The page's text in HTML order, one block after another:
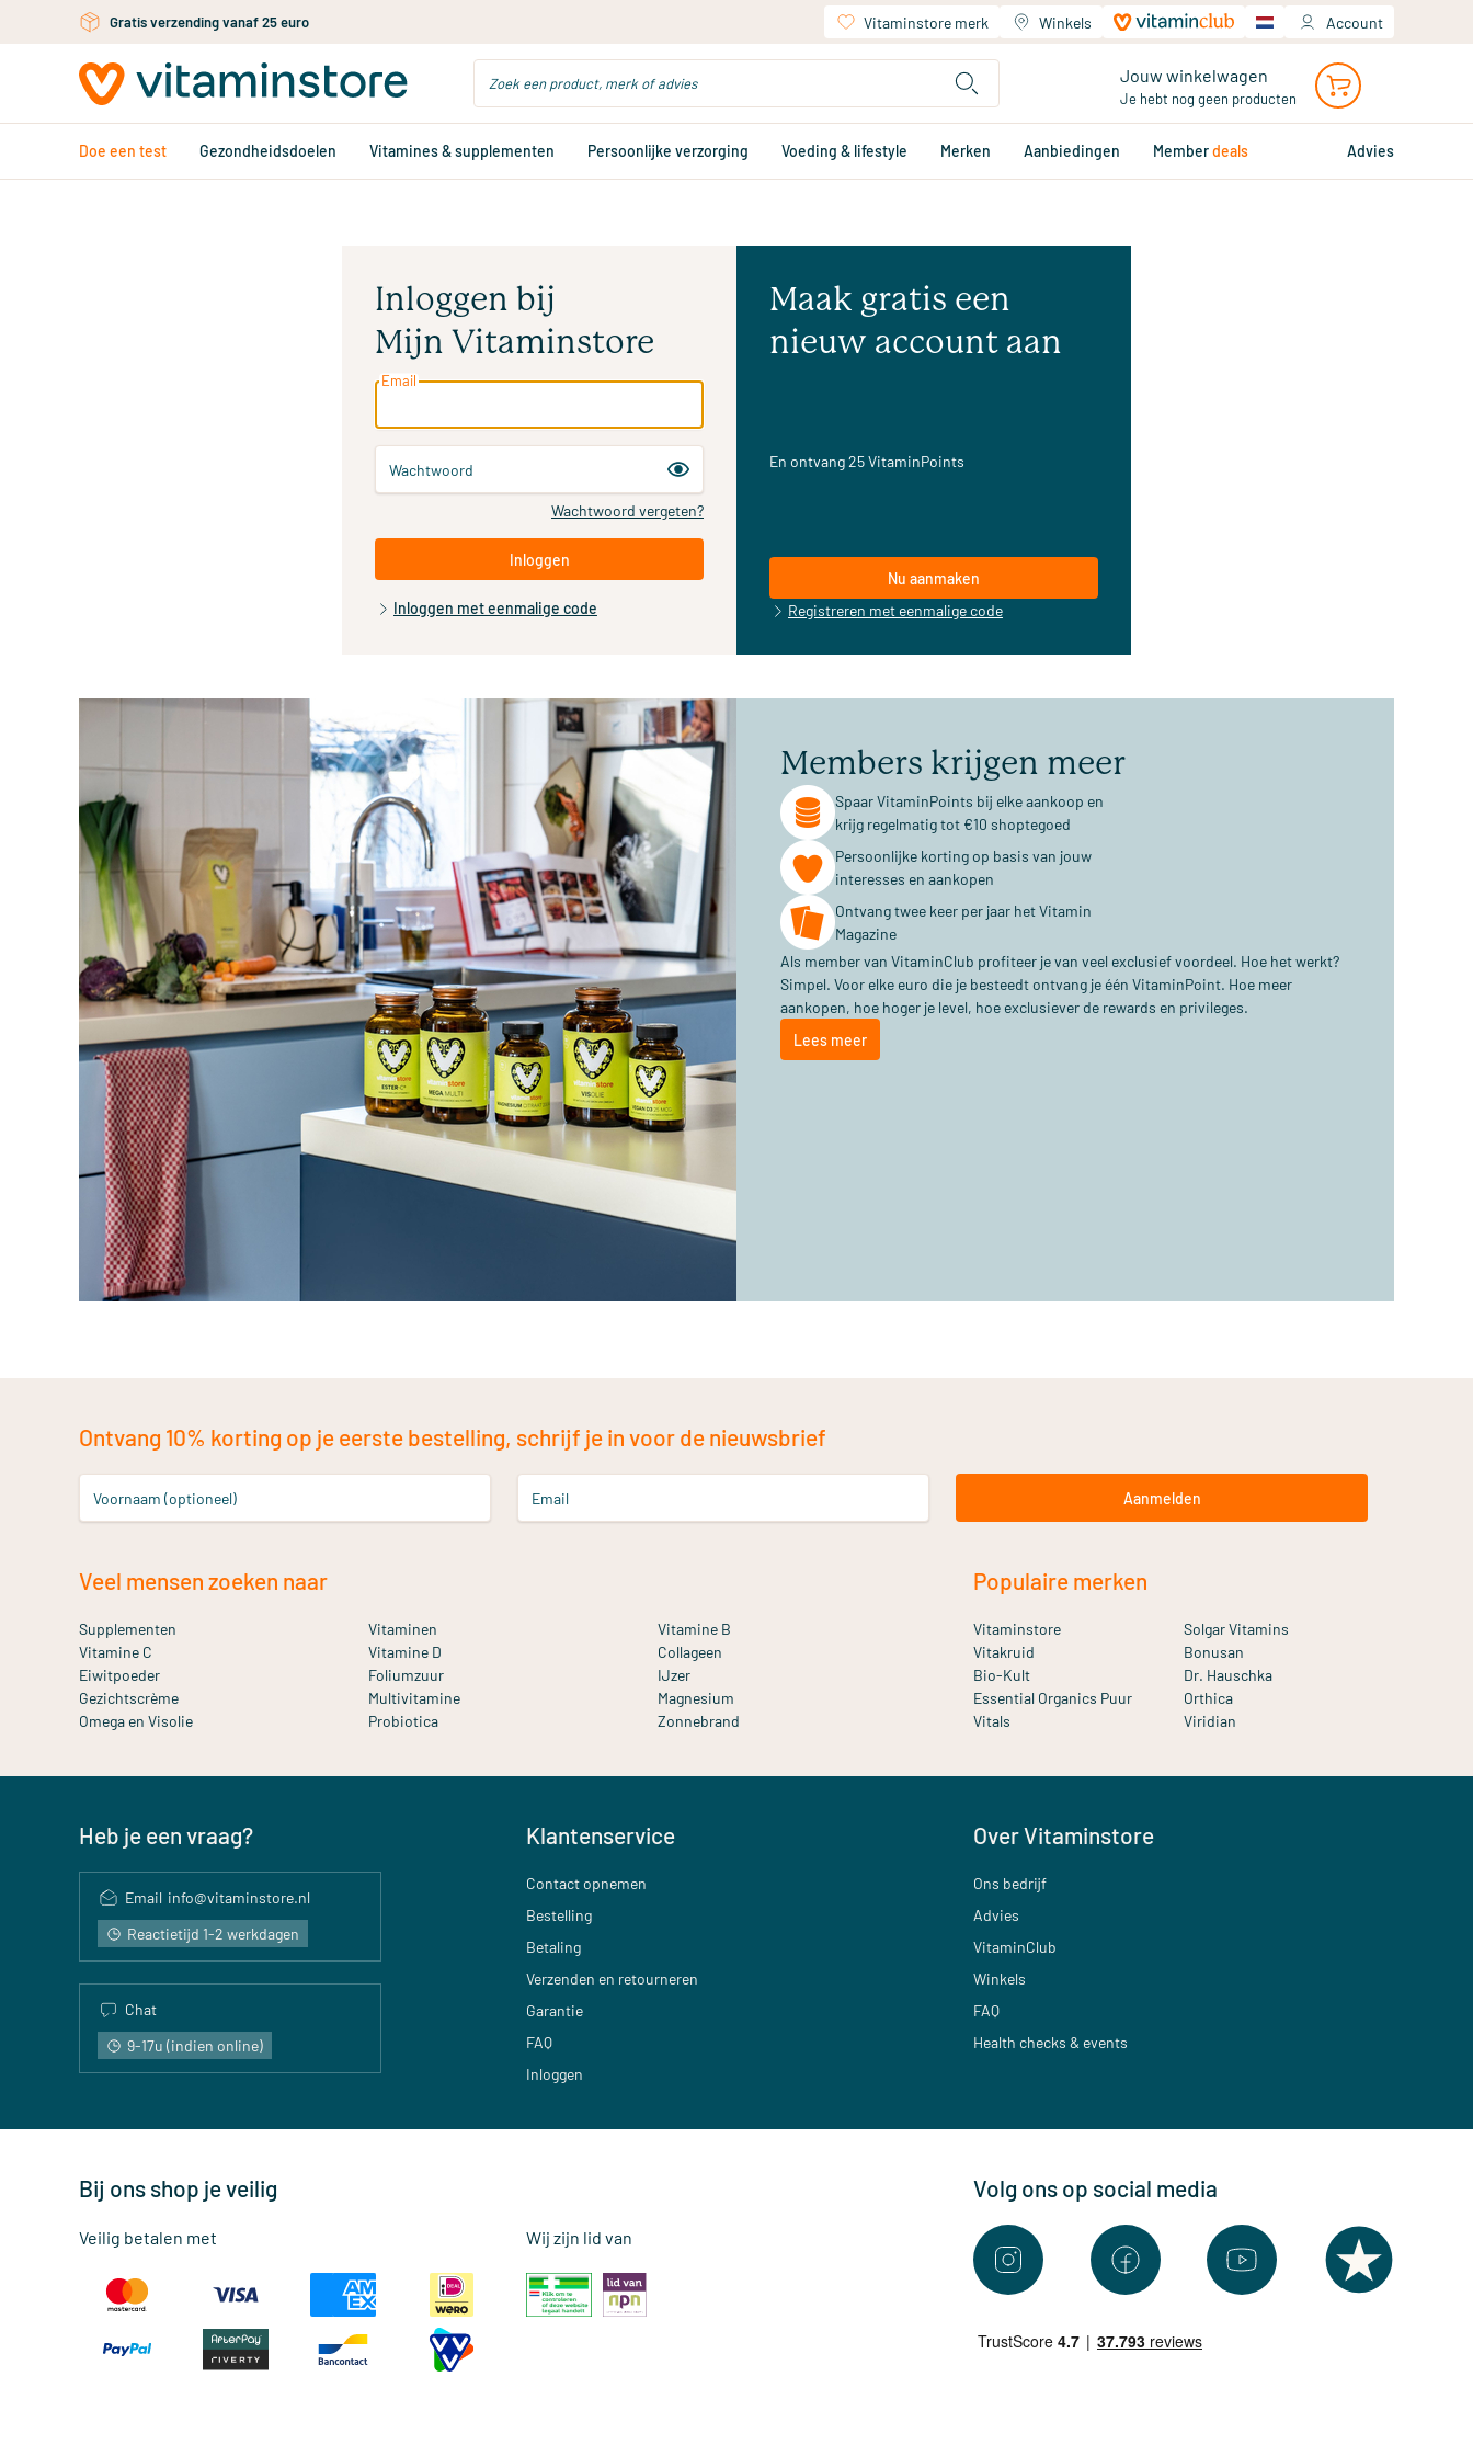
Ga naar de hoofdinhoudGratis verzending vanaf 25 euro Vitaminstore merk Winkels Account
Jouw winkelwagen
Je hebt nog geen producten
Doe een test Gezondheidsdoelen Vitamines & supplementen Persoonlijke verzorging Voeding & lifestyle Merken Aanbiedingen Memberdeals Advies
Inloggen bij
Mijn Vitaminstore
Email
Wachtwoord
Wachtwoord vergeten?
Inloggen
Inloggen met eenmalige code
Maak gratis een
nieuw account aan
En ontvang 25 VitaminPoints
Nu aanmaken
Registreren met eenmalige code
Members krijgen meer
Spaar VitaminPoints bij elke aankoop en
krijg regelmatig tot €10 shoptegoed
Persoonlijke korting op basis van jouw
interesses en aankopen
Ontvang twee keer per jaar het Vitamin
Magazine
Als member van VitaminClub profiteer je van veel exclusief voordeel. Hoe het werkt?
Simpel. Voor elke euro die je besteedt ontvang je één VitaminPoint. Hoe meer
aankopen, hoe hoger je level, hoe exclusiever de rewards en privileges.
Lees meer
Ontvang 10% korting op je eerste bestelling, schrijf je in voor de nieuwsbrief
Voornaam (optioneel) Email Aanmelden
Veel mensen zoeken naar
Supplementen Vitaminen
Vitamine B
Vitamine C
Vitamine D
Collageen
Eiwitpoeder
Foliumzuur
IJzer
Gezichtscrème
Multivitamine
Magnesium
Omega en Visolie
Probiotica Zonnebrand
Populaire merken
Vitaminstore
Solgar Vitamins
Vitakruid
Bonusan
Bio-Kult
Dr. Hauschka
Essential Organics Puur
Orthica
Vitals
Viridian
Heb je een vraag?
Email info@vitaminstore.nl
Reactietijd 1-2 werkdagen
Chat
9-17u (indien online)
Klantenservice
Contact opnemen
Bestelling
Betaling
Verzenden en retourneren
Garantie
FAQ
Inloggen
Over Vitaminstore
Ons bedrijf
Advies
VitaminClub
Winkels
FAQ
Health checks & events
Bij ons shop je veilig
Veilig betalen met Wij zijn lid van
Volg ons op social media